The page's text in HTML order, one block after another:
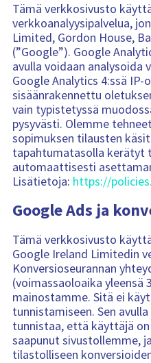
Tämä verkkosivusto
verkkoanalyysipalvelua,
Limited, Gordon House,
(”Google”). Google
avulla voidaan
Google Analytics 4:ssä
sisäänrakennettu
vain typistetyssä
pysyvästi. Olemme
sopimuksen tilausten
tapahtumatasolla kerätyt
automaattisesti
Lisätietoja: https://
Google Ads ja
Tämä verkkosivusto
Google Ireland Limitedin
Konversioseurannan
(voimassaoloaika yleensä
mainostamme. Sitä ei
tunnistamiseen. Sen
tunnistaa, että käyttäjä
saapunut sivustollemme,
tilastolliseen